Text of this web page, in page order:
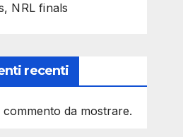
NRL finals
recenti
commento da mostrare.